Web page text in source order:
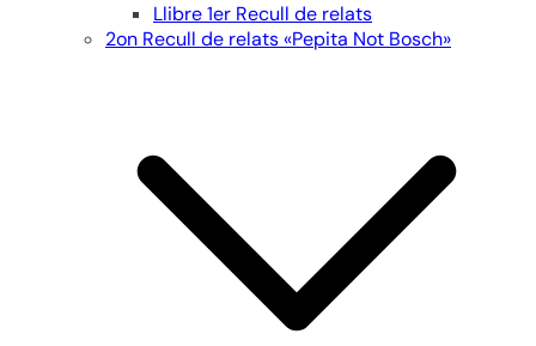
Llibre 1er Recull de relats
2on Recull de relats «Pepita Not Bosch»